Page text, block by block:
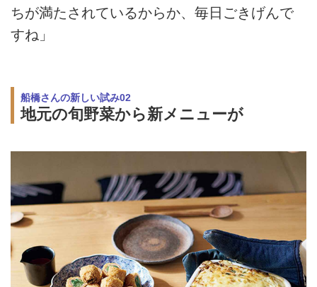
ちが満たされているからか、毎日ごきげんで
すね」
船橋さんの新しい試み02
地元の旬野菜から新メニューが